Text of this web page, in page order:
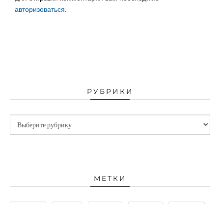
авторизоваться
РУБРИКИ
МЕТКИ